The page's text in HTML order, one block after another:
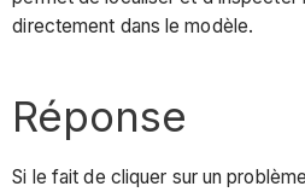
directement dans le modèle.
Réponse
Si le fait de cliquer sur un